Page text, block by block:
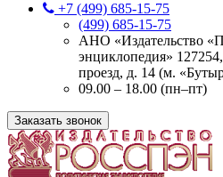
+7 (499) 685-15-75
(499) 685-15-75
АНО «Издательство
энциклопедия»
проезд, д. 14 (м.
09.00 – 18.00 (пн–пт)
Заказать звонок